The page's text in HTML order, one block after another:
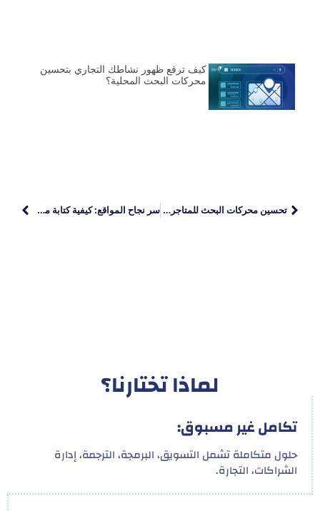
كيف ترفع ظهور نشاطك التجاري بتحسين
محركات البحث المحلية؟
تحسين محركات البحث للمتاجر: دليل شامل لزيادة الزيارات والمبيعات سر نجاح المواقع: كيفية كتابة مقال متوافق مع السيو باحتراف
لماذا تختارنا؟
تكامل غير مسبوق:
حلول متكاملة تشمل التسويق، البرمجة، الترجمة، إدارة
الشراكات، التجارة.